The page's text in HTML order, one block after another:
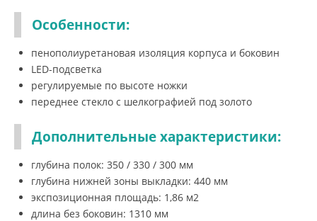
Особенности:
пенополиуретановая изоляция корпуса и боковин
LED-подсветка
регулируемые по высоте ножки
переднее стекло с шелкографией под золото
Дополнительные характеристики:
глубина полок: 350 / 330 / 300 мм
глубина нижней зоны выкладки: 440 мм
экспозиционная площадь: 1,86 м2
длина без боковин: 1310 мм